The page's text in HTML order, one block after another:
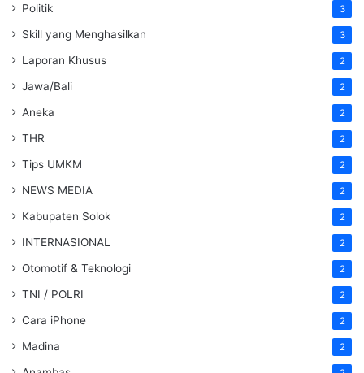
Politik 3
Skill yang Menghasilkan 3
Laporan Khusus 2
Jawa/Bali 2
Aneka 2
THR 2
Tips UMKM 2
NEWS MEDIA 2
Kabupaten Solok 2
INTERNASIONAL 2
Otomotif & Teknologi 2
TNI / POLRI 2
Cara iPhone 2
Madina 2